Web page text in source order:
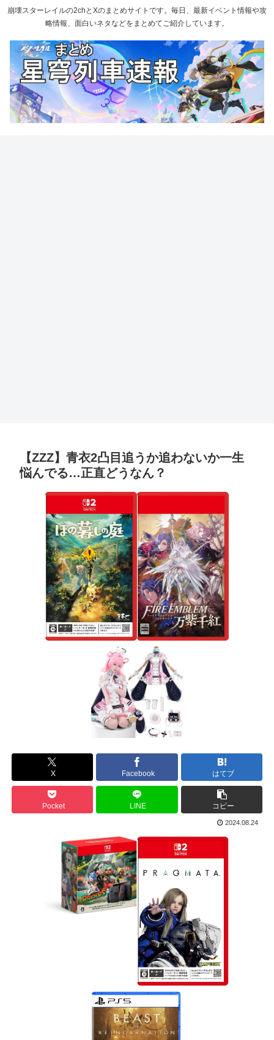
崩壊スターレイルの2chとXのまとめサイトです。毎日、最新イベント情報や攻
略情報、面白いネタなどをまとめてご紹介しています。
【ZZZ】青衣2凸目追うか追わないか一生
悩んでる…正直どうなん？
X Facebook はてブ
Pocket LINE コピー
2024.08.24